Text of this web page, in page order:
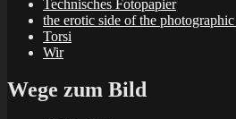
Technisches Fotopapier
the erotic side of the
Torsi
Wir
Wege zum Bild